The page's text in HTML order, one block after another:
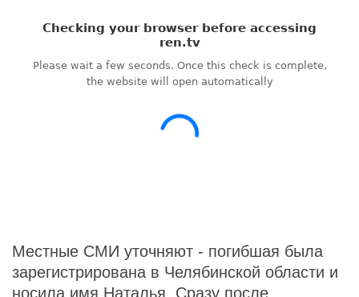
Местные СМИ уточняют - погибшая была
зарегистрирована в Челябинской области и
носила имя Наталья. Сразу после